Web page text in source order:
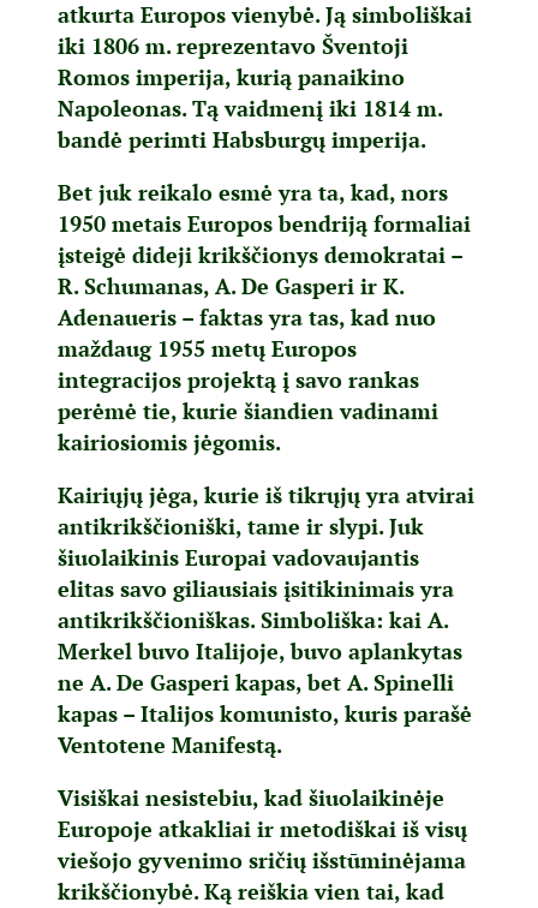
atkurta Europos vienybė. Ją simboliškai
iki 1806 m. reprezentavo Šventoji
Romos imperija, kurią panaikino
Napoleonas. Tą vaidmenį iki 1814 m.
bandė perimti Habsburgų imperija.
Bet juk reikalo esmė yra ta, kad, nors
1950 metais Europos bendriją formaliai
įsteigė dideji krikščionys demokratai –
R. Schumanas, A. De Gasperi ir K.
Adenaueris – faktas yra tas, kad nuo
maždaug 1955 metų Europos
integracijos projektą į savo rankas
perėmė tie, kurie šiandien vadinami
kairiosiomis jėgomis.
Kairiųjų jėga, kurie iš tikrųjų yra atvirai
antikrikščioniški, tame ir slypi. Juk
šiuolaikinis Europai vadovaujantis
elitas savo giliausiais įsitikinimais yra
antikrikščioniškas. Simboliška: kai A.
Merkel buvo Italijoje, buvo aplankytas
ne A. De Gasperi kapas, bet A. Spinelli
kapas – Italijos komunisto, kuris parašė
Ventotene Manifestą.
Visiškai nesistebiu, kad šiuolaikinėje
Europoje atkakliai ir metodiškai iš visų
viešojo gyvenimo sričių išstūminėjama
krikščionybė. Ką reiškia vien tai, kad